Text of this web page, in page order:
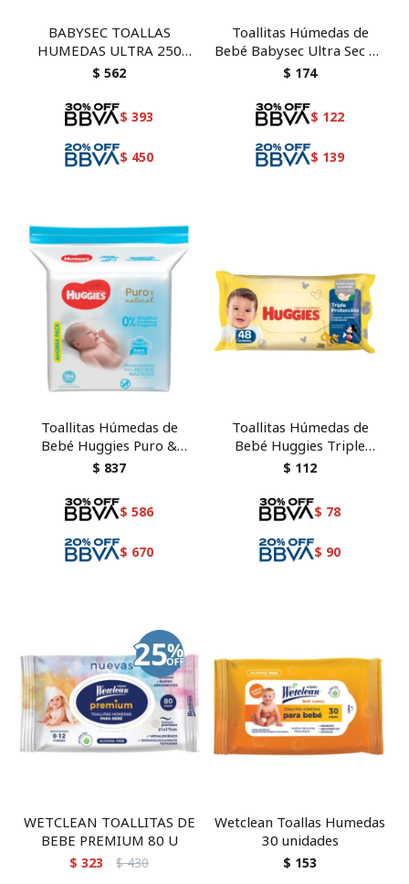
BABYSEC TOALLAS
HUMEDAS ULTRA 250
UNID
$ 562
$ 393
$ 450
Toallitas Húmedas de
Bebé Babysec Ultra Sec 50
unidades
$ 174
$ 122
$ 139
Toallitas Húmedas de
Bebé Huggies Puro &
Natural 184 unidades refill
$ 837
$ 586
$ 670
Toallitas Húmedas de
Bebé Huggies Triple
Protección 48 unidades
$ 112
$ 78
$ 90
WETCLEAN TOALLITAS DE
BEBE PREMIUM 80 U
$ 323 $ 430
Wetclean Toallas Humedas
30 unidades
$ 153